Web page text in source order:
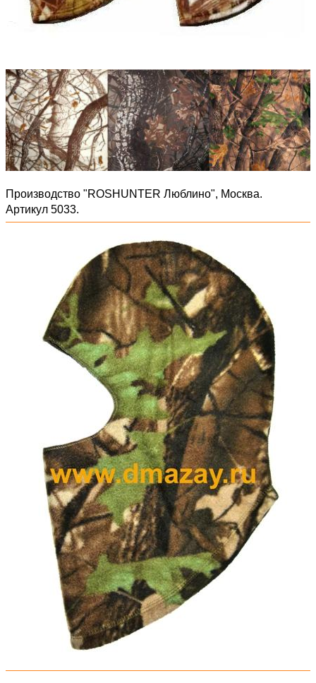
Производство "ROSHUNTER Люблино", Москва.
Артикул 5033.